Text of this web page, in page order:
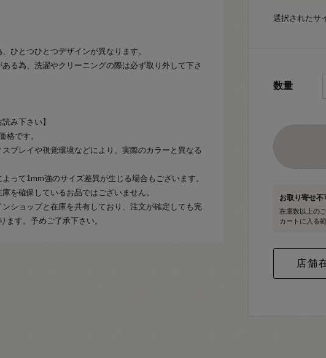
ひとつひとつデザインが異なります。
ある為、洗濯やクリーニングの際は必ず取り外して下さ
み下さい】
格です。
スプレイや視覚環境などにより、実際のカラーと異なる
よって1mm強のサイズ差異が生じる場合もございます。
庫を確保しているお品ではございません。
ンショップと在庫を共有しており、注文が確定しても完
ます。予めご了承下さい。
選択されたサ
数量
お取り寄せ不
在庫数以上の
カートに入る